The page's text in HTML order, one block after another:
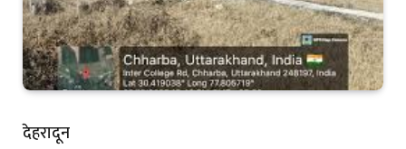
देहरादून